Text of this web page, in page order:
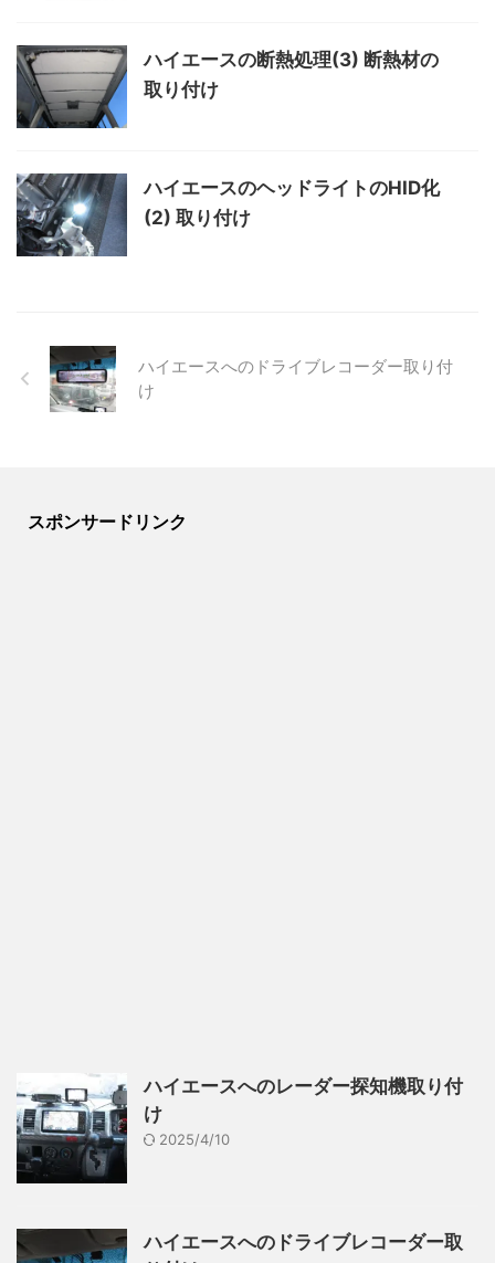
ハイエースの断熱処理(3) 断熱材の
取り付け
ハイエースのヘッドライトのHID化
(2) 取り付け
ハイエースへのドライブレコーダー取り付
け
スポンサードリンク
ハイエースへのレーダー探知機取り付
け
2025/4/10
ハイエースへのドライブレコーダー取